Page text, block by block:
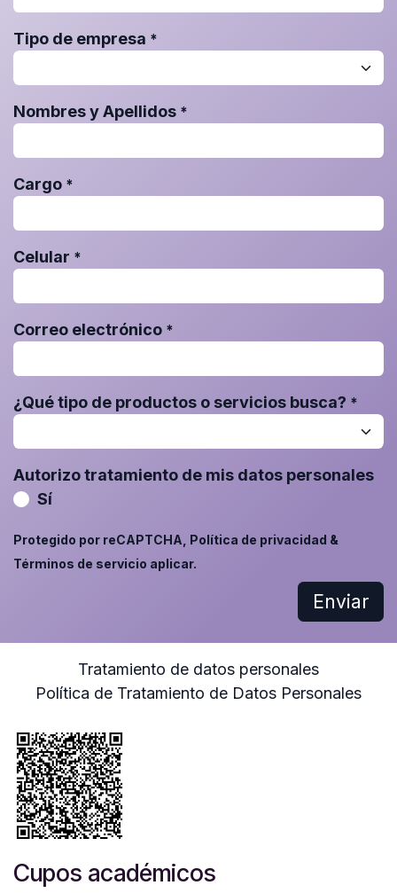
Tipo de empresa *
Nombres y Apellidos *
Cargo *
Celular *
Correo electrónico *
¿Qué tipo de productos o servicios busca? *
Autorizo tratamiento de mis datos personales
Sí
Protegido por reCAPTCHA, Política de privacidad &
Términos de servicio aplicar.
Enviar
Tratamiento de datos personales
Política de Tratamiento de Datos Personales
Cupos académicos